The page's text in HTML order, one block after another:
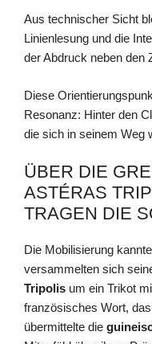
Aus technischer Sicht
Linienlesung und die
der Abdruck neben den
Diese
Resonanz: Hinter den
die sich in seinem Weg
ÜBER DIE
ASTÉRAS
TRAGEN DIE
Die Mobilisierung
versammelten sich
Tripolis um ein Trikot
französisches Wort,
übermittelte die